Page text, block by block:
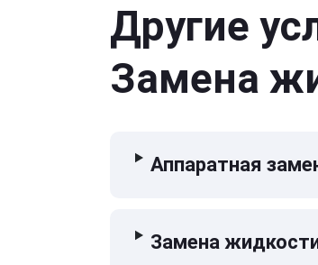
Другие
Замена
Аппаратная
Замена